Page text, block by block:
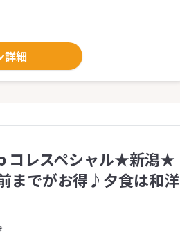
詳細
コレスペシャル★新潟★
までがお得♪夕食は和洋